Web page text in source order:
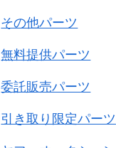
その他パーツ
無料提供パーツ
委託販売パーツ
引き取り限定パーツ